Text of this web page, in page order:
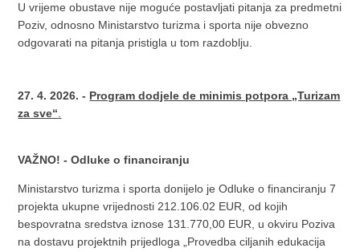
U vrijeme obustave nije moguće postavljati pitanja za predmetni
Poziv, odnosno Ministarstvo turizma i sporta nije obvezno
odgovarati na pitanja pristigla u tom razdoblju.
27. 4. 2026. - Program dodjele de minimis potpora „Turizam
za sve“
VAŽNO! - Odluke o financiranju
Ministarstvo turizma i sporta donijelo je Odluke o financiranju 7
projekta ukupne vrijednosti 212.106.02 EUR, od kojih
bespovratna sredstva iznose 131.770,00 EUR, u okviru Poziva
na dostavu projektnih prijedloga „Provedba ciljanih edukacija